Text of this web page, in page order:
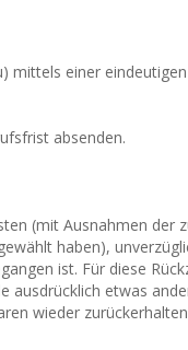
mittels einer eindeutigen
absenden.
(mit Ausnahmen der
haben),
ist. Für diese
ausdrücklich etwas
wieder